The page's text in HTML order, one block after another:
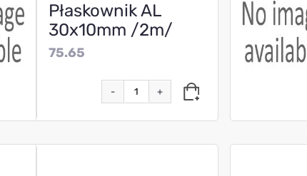
Płaskownik AL
30x10mm /2m/
75.65
- +